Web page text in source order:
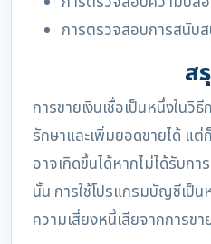
การตรวจสอบการสนับ
ส
การขายเงินเชื่อเป็นหนึ่งในวิ
รักษาและเพิ่มยอดขายได้ แ
อาจเกิดขึ้นได้หากไม่ได้รับก
นั้น การใช้โปรแกรมบัญชีเป็
ความเสี่ยงหนี้เสียจากการขา